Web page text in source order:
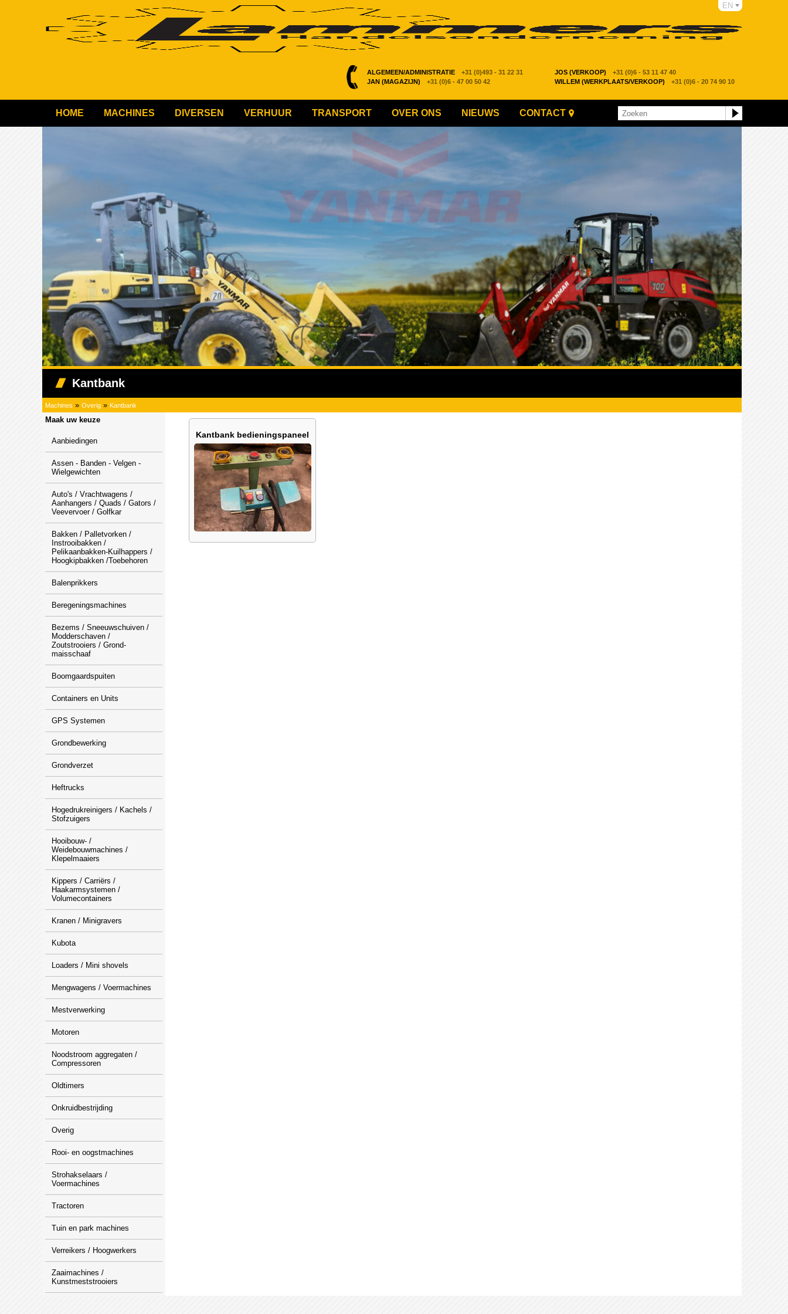
ALGEMEEN/ADMINISTRATIE +31 (0)493 - 31 22 31 JOS (VERKOOP)
+31 (0)6 - 53 11 47 40
JAN (MAGAZIJN)
+31 (0)6 - 47 00 50 42 WILLEM (WERKPLAATS/VERKOOP) +31 (0)6 - 20 74 90 10
EN
HOME MACHINES DIVERSEN VERHUUR TRANSPORT OVER ONS NIEUWS CONTACT
Kantbank
Machines » Overig » Kantbank
Maak uw keuze
Aanbiedingen
Assen - Banden - Velgen -
Wielgewichten
Auto's / Vrachtwagens /
Aanhangers / Quads / Gators /
Veevervoer / Golfkar
Bakken / Palletvorken /
Instrooibakken /
Pelikaanbakken-Kuilhappers /
Hoogkipbakken /Toebehoren
Balenprikkers
Beregeningsmachines
Bezems / Sneeuwschuiven /
Modderschaven /
Zoutstrooiers / Grond-
maisschaaf
Boomgaardspuiten
Containers en Units
GPS Systemen
Grondbewerking
Grondverzet
Heftrucks
Hogedrukreinigers / Kachels /
Stofzuigers
Hooibouw- /
Weidebouwmachines /
Klepelmaaiers
Kippers / Carriërs /
Haakarmsystemen /
Volumecontainers
Kranen / Minigravers
Kubota
Loaders / Mini shovels
Mengwagens / Voermachines
Mestverwerking
Motoren
Noodstroom aggregaten /
Compressoren
Oldtimers
Onkruidbestrijding
Overig
Rooi- en oogstmachines
Strohakselaars /
Voermachines
Tractoren
Tuin en park machines
Verreikers / Hoogwerkers
Zaaimachines /
Kunstmeststrooiers
Kantbank bedieningspaneel